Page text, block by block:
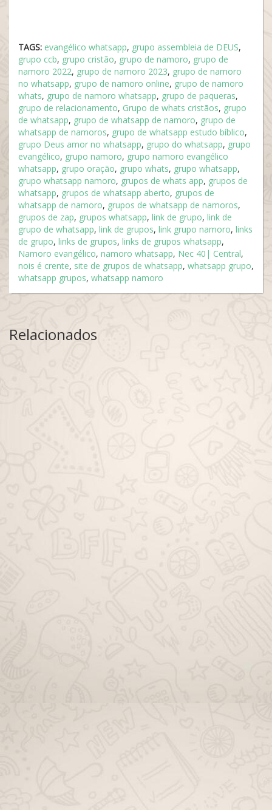
TAGS: evangélico whatsapp, grupo assembleia de DEUS,
grupo ccb, grupo cristão, grupo de namoro, grupo de
namoro 2022, grupo de namoro 2023, grupo de namoro
no whatsapp, grupo de namoro online, grupo de namoro
whats, grupo de namoro whatsapp, grupo de paqueras,
grupo de relacionamento, Grupo de whats cristãos, grupo
de whatsapp, grupo de whatsapp de namoro, grupo de
whatsapp de namoros, grupo de whatsapp estudo bíblico,
grupo Deus amor no whatsapp, grupo do whatsapp, grupo
evangélico, grupo namoro, grupo namoro evangélico
whatsapp, grupo oração, grupo whats, grupo whatsapp,
grupo whatsapp namoro, grupos de whats app, grupos de
whatsapp, grupos de whatsapp aberto, grupos de
whatsapp de namoro, grupos de whatsapp de namoros,
grupos de zap, grupos whatsapp, link de grupo, link de
grupo de whatsapp, link de grupos, link grupo namoro, links
de grupo, links de grupos, links de grupos whatsapp,
Namoro evangélico, namoro whatsapp, Nec 40| Central,
nois é crente, site de grupos de whatsapp, whatsapp grupo,
whatsapp grupos, whatsapp namoro
Relacionados